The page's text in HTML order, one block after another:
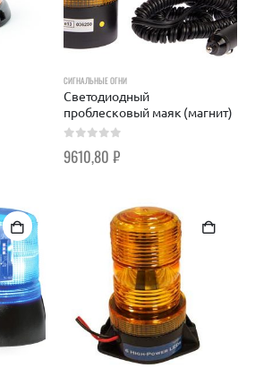
СИГНАЛЬНЫЕ ОГНИ
Светодиодный
проблесковый маяк (магнит)
9610,80 ₽